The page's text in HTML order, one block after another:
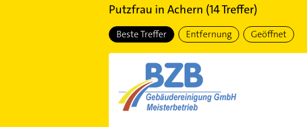
Putzfrau in Achern (14Treffer)
Beste Treffer Entfernung Geöffnet